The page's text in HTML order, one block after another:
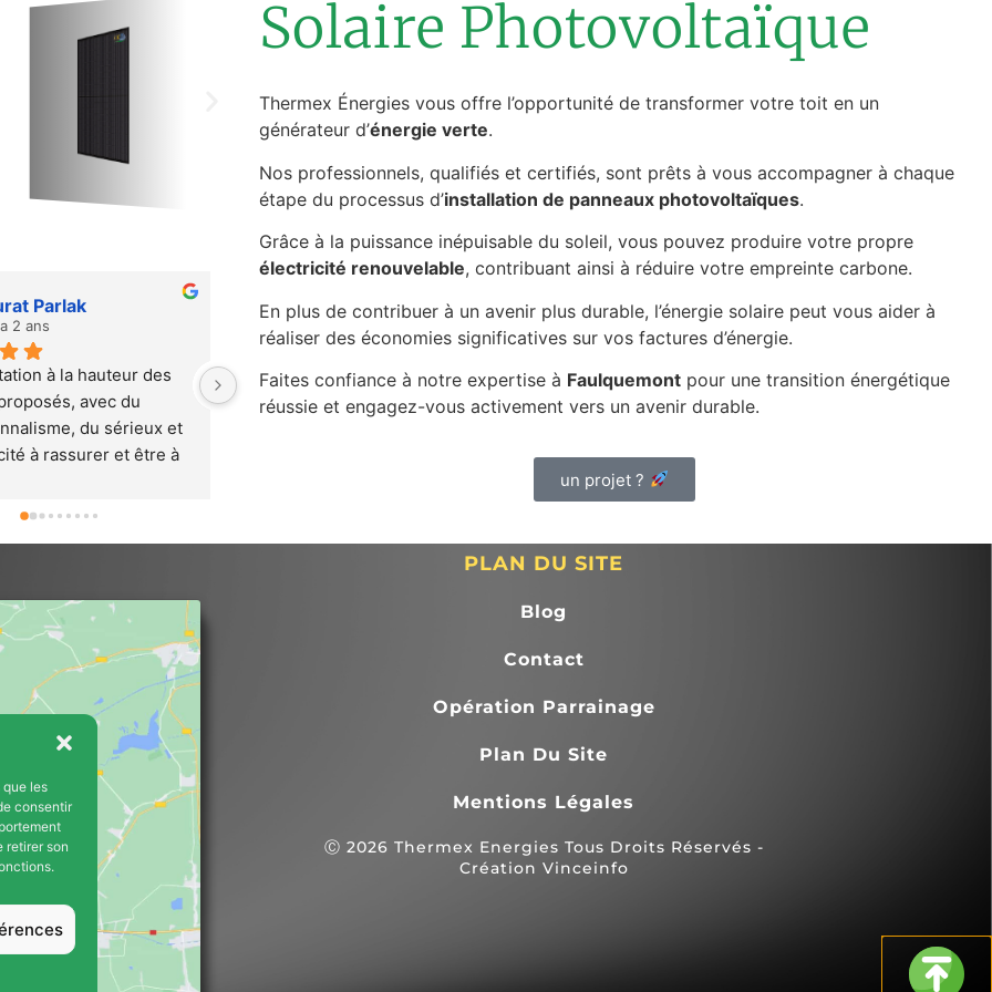
les
consentir
retirer son
Kubler
2 ans
a été présente
la fin, que ce soit pour
ou
Pour illustrer à quel
:1. Nous avons
en vue de
pour avril/mai
décembre, nous
un problème
chaudière (intoxication
nécessitant l'arrêt
nous privant de
et d'eau chaude
de 2 mois. Dès le
s'est montrée
en proposant de nous
des
électriques.3.
fait tout son possible
la date des travaux
(intervention prévue
Riff Roland
il y a 3 ans
Entreprise sérieuse et réalisation
aux attendus.
Jean Jean
il y a 3 ans
Installation complète réalisée
pour une pompe a chaleur et
au top et finitions impeccables. Le
tout tourne depuis un an . Je suis
très satisfait du travail et du
entreprise.Je vous la conseille
Rien à dire
Solaire Photovoltaïque
Thermex Énergies vous offre l’opportunité de transformer votre toit en un
générateur d’énergie verte.
Nos professionnels, qualifiés et certifiés, sont prêts à vous accompagner à chaque
étape du processus d’installation de panneaux photovoltaïques.
Grâce à la puissance inépuisable du soleil, vous pouvez produire votre propre
électricité renouvelable, contribuant ainsi à réduire votre empreinte carbone.
En plus de contribuer à un avenir plus durable, l’énergie solaire peut vous aider à
réaliser des économies significatives sur vos factures d’énergie.
Faites confiance à notre expertise à Faulquemont pour une transition énergétique
réussie et engagez-vous activement vers un avenir durable.
un projet ?
PLAN DU SITE
Blog
Contact
Opération Parrainage
Plan Du Site
Mentions Légales
Ⓒ 2026 Thermex Energies Tous Droits Réservés -
Création Vinceinfo